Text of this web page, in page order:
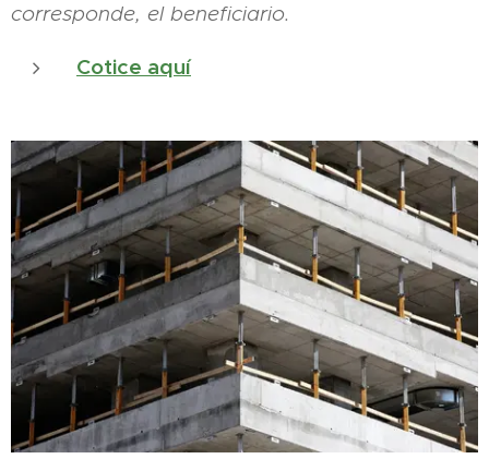
corresponde, el beneficiario.
Cotice aquí